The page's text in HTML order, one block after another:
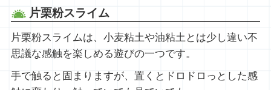
片栗粉スライム
片栗粉スライムは、小麦粘土や油粘土とは少し違い不
思議な感触を楽しめる遊びの一つです。
手で触ると固まりますが、置くとドロドロっとした感